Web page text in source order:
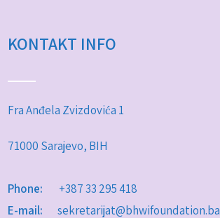
KONTAKT INFO
Fra Anđela Zvizdovića 1
71000 Sarajevo, BIH
Phone:
+387 33 295 418
E-mail:
sekretarijat@bhwifoundation.ba